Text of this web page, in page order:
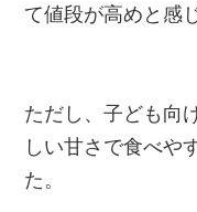
て値段が高めと感
ただし、子ども向
しい甘さで食べや
た。